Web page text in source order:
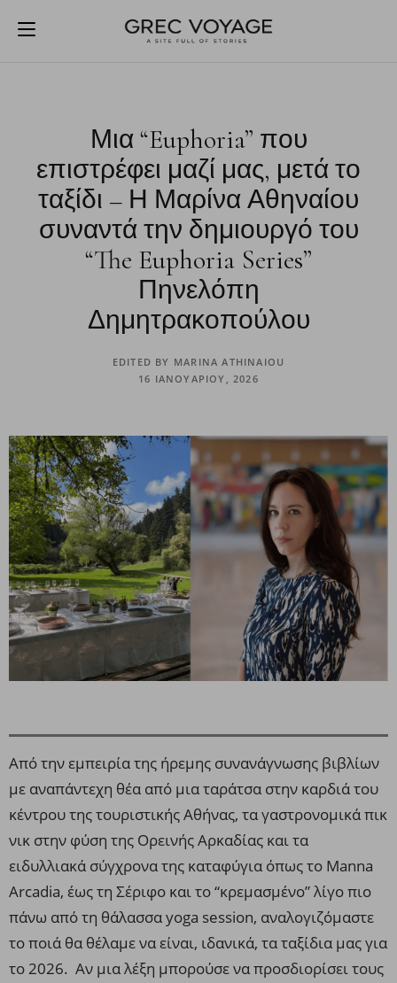
Μια “Euphoria” που
επιστρέφει μαζί μας, μετά το
ταξίδι – Η Μαρίνα Αθηναίου
συναντά την δημιουργό του
“The Euphoria Series”
Πηνελόπη
Δημητρακοπούλου
EDITED BY MARINA ATHINAIOU
16 ΙΑΝΟΥΑΡΊΟΥ, 2026
Από την εμπειρία της ήρεμης συνανάγνωσης βιβλίων
με αναπάντεχη θέα από μια ταράτσα στην καρδιά του
κέντρου της τουριστικής Αθήνας, τα γαστρονομικά πικ
νικ στην φύση της Ορεινής Αρκαδίας και τα
ειδυλλιακά σύγχρονα της καταφύγια όπως το Manna
Arcadia, έως τη Σέριφο και το “κρεμασμένο” λίγο πιο
πάνω από τη θάλασσα yoga session, αναλογιζόμαστε
το ποιά θα θέλαμε να είναι, ιδανικά, τα ταξίδια μας για
το 2026. Αν μια λέξη μπορούσε να προσδιορίσει τους